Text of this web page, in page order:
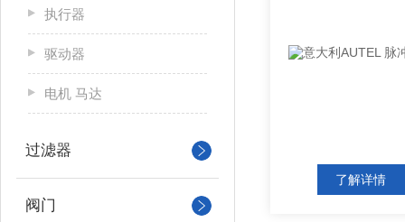
执行器
驱动器
电机 马达
过滤器
阀门
了解详情